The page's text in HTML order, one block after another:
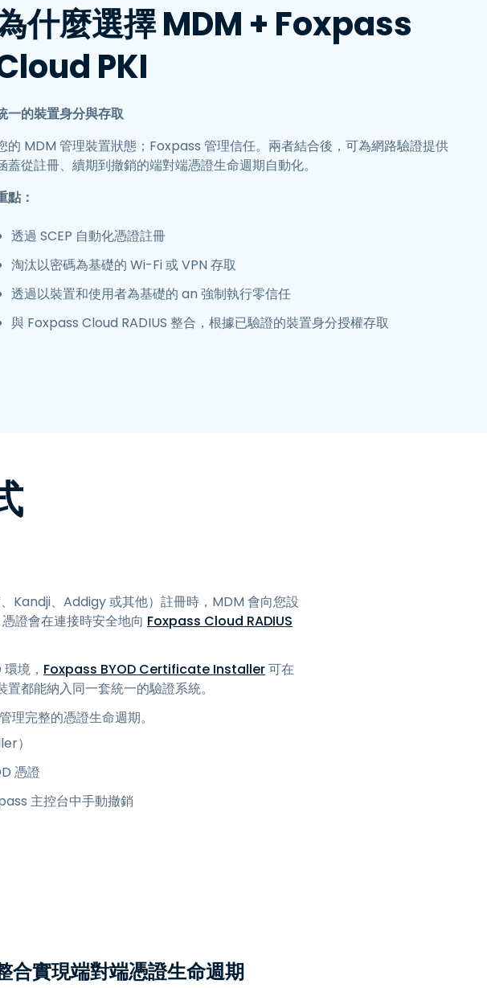
Bahasa
什麼選擇 MDM + Foxpass
PKI
一的裝置身分與存取
的 MDM 管理裝置狀態；Foxpass 管理信任。兩者結合後，可為網路驗證提供
蓋從註冊、續期到撤銷的端對端憑證生命週期自動化。
點：
透過 SCEP 自動化憑證註冊
淘汰以密碼為基礎的 Wi-Fi 或 VPN 存取
透過以裝置和使用者為基礎的 an 強制執行零信任
與 Foxpass Cloud RADIUS 整合，根據已驗證的裝置身分授權存取
Kandji、Addigy 或其他）註冊時，MDM 會向您設
證會在連接時安全地向 Foxpass Cloud RADIUS
境， Foxpass BYOD Certificate Installer可在
都能納入同一套統一的驗證系統。
完整的憑證生命週期。
）
憑證
主控台中手動撤銷
實現端對端憑證生命週期